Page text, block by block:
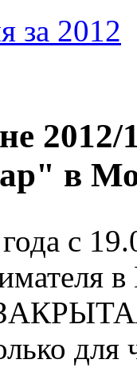
за 2012
в
с
в
для